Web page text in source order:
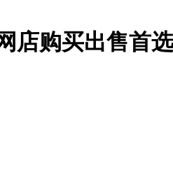
店购买出售首选